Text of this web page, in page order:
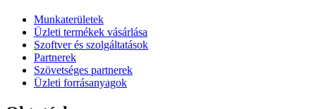
Munkaterületek
Üzleti termékek vásárlása
Szoftver és szolgáltatások
Partnerek
Szövetséges partnerek
Üzleti forrásanyagok